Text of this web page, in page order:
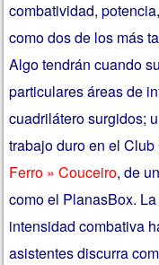
combatividad,
como dos de los más
Algo tendrán cuando
particulares áreas de
cuadrilátero surgidos;
trabajo duro en el
Ferro » Couceiro, de
como el PlanasBox.
intensidad combativa
asistentes discurra